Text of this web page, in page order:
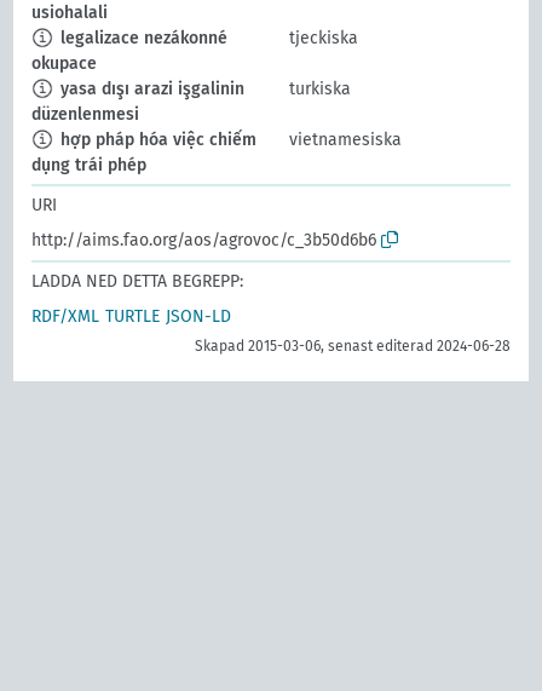
usiohalali
legalizace nezákonné
okupace
tjeckiska
yasa dışı arazi işgalinin
düzenlenmesi
turkiska
hợp pháp hóa việc chiếm
dụng trái phép
vietnamesiska
URI
http://aims.fao.org/aos/agrovoc/c_3b50d6b6
LADDA NED DETTA BEGREPP:
RDF/XML TURTLE JSON-LD
Skapad 2015-03-06, senast editerad 2024-06-28